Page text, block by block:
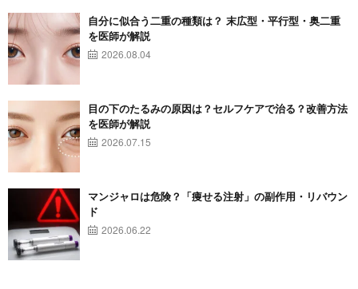
自分に似合う二重の種類は？ 末広型・平行型・奥二重
を医師が解説
2026.08.04
目の下のたるみの原因は？セルフケアで治る？改善方法
を医師が解説
2026.07.15
マンジャロは危険？「痩せる注射」の副作用・リバウン
ド
2026.06.22